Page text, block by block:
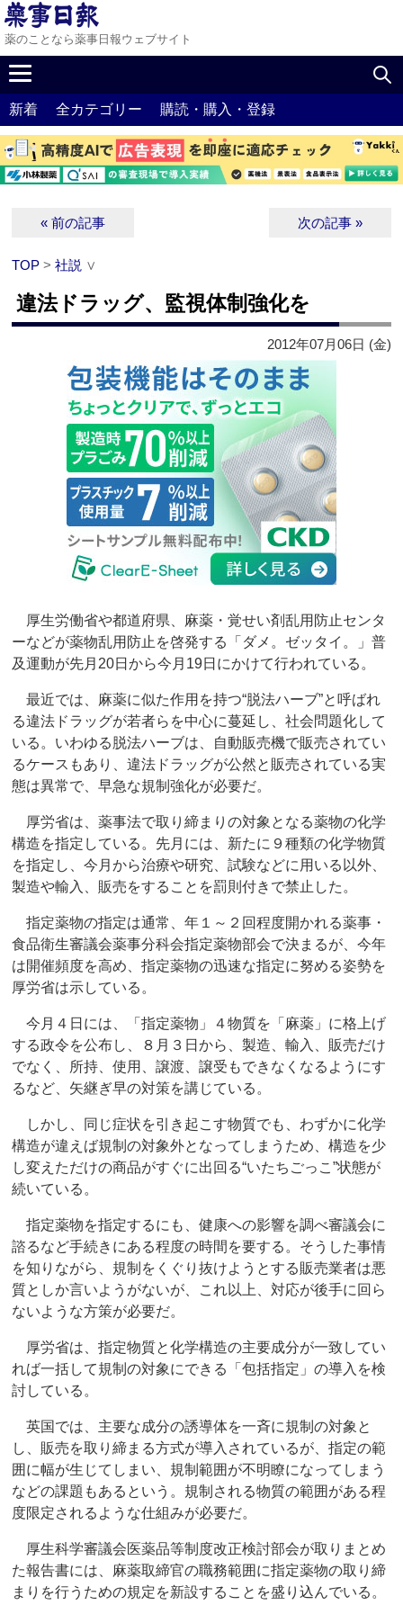
薬のことなら薬事日報ウェブサイト
新着 全カテゴリー 購読・購入・登録
« 前の記事 次の記事 »
TOP >社説 ∨
違法ドラッグ、監視体制強化を
2012年07月06日 (金)
厚生労働省や都道府県、麻薬・覚せい剤乱用防止センタ
ーなどが薬物乱用防止を啓発する「ダメ。ゼッタイ。」普
及運動が先月20日から今月19日にかけて行われている。
最近では、麻薬に似た作用を持つ“脱法ハーブ”と呼ばれ
る違法ドラッグが若者らを中心に蔓延し、社会問題化して
いる。いわゆる脱法ハーブは、自動販売機で販売されてい
るケースもあり、違法ドラッグが公然と販売されている実
態は異常で、早急な規制強化が必要だ。
厚労省は、薬事法で取り締まりの対象となる薬物の化学
構造を指定している。先月には、新たに９種類の化学物質
を指定し、今月から治療や研究、試験などに用いる以外、
製造や輸入、販売をすることを罰則付きで禁止した。
指定薬物の指定は通常、年１～２回程度開かれる薬事・
食品衛生審議会薬事分科会指定薬物部会で決まるが、今年
は開催頻度を高め、指定薬物の迅速な指定に努める姿勢を
厚労省は示している。
今月４日には、「指定薬物」４物質を「麻薬」に格上げ
する政令を公布し、８月３日から、製造、輸入、販売だけ
でなく、所持、使用、譲渡、譲受もできなくなるようにす
るなど、矢継ぎ早の対策を講じている。
しかし、同じ症状を引き起こす物質でも、わずかに化学
構造が違えば規制の対象外となってしまうため、構造を少
し変えただけの商品がすぐに出回る“いたちごっこ”状態が
続いている。
指定薬物を指定するにも、健康への影響を調べ審議会に
諮るなど手続きにある程度の時間を要する。そうした事情
を知りながら、規制をくぐり抜けようとする販売業者は悪
質としか言いようがないが、これ以上、対応が後手に回ら
ないような方策が必要だ。
厚労省は、指定物質と化学構造の主要成分が一致してい
れば一括して規制の対象にできる「包括指定」の導入を検
討している。
英国では、主要な成分の誘導体を一斉に規制の対象と
し、販売を取り締まる方式が導入されているが、指定の範
囲に幅が生じてしまい、規制範囲が不明瞭になってしまう
などの課題もあるという。規制される物質の範囲がある程
度限定されるような仕組みが必要だ。
厚生科学審議会医薬品等制度改正検討部会が取りまとめ
た報告書には、麻薬取締官の職務範囲に指定薬物の取り締
まりを行うための規定を新設することを盛り込んでいる。